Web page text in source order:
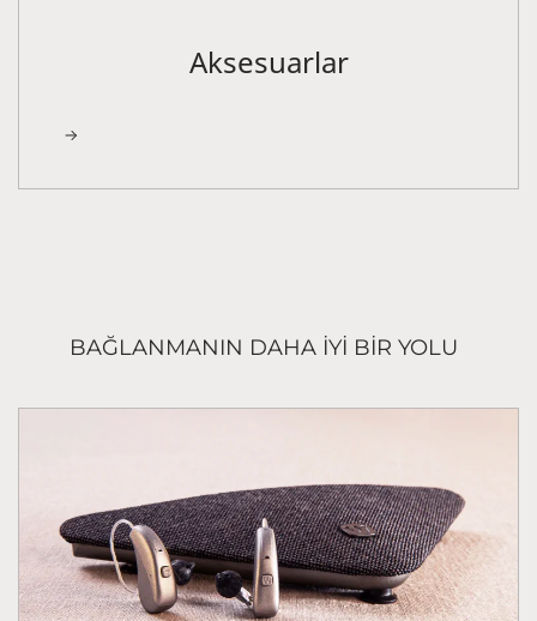
Aksesuarlar
BAĞLANMANIN DAHA İYİ BİR YOLU